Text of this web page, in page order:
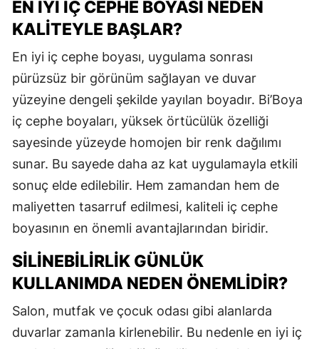
EN İYI İÇ CEPHE BOYASI NEDEN
KALITEYLE BAŞLAR?
En iyi iç cephe boyası, uygulama sonrası
pürüzsüz bir görünüm sağlayan ve duvar
yüzeyine dengeli şekilde yayılan boyadır. Bi’Boya
iç cephe boyaları, yüksek örtücülük özelliği
sayesinde yüzeyde homojen bir renk dağılımı
sunar. Bu sayede daha az kat uygulamayla etkili
sonuç elde edilebilir. Hem zamandan hem de
maliyetten tasarruf edilmesi, kaliteli iç cephe
boyasının en önemli avantajlarından biridir.
SILINEBILIRLIK GÜNLÜK
KULLANIMDA NEDEN ÖNEMLIDIR?
Salon, mutfak ve çocuk odası gibi alanlarda
duvarlar zamanla kirlenebilir. Bu nedenle en iyi iç